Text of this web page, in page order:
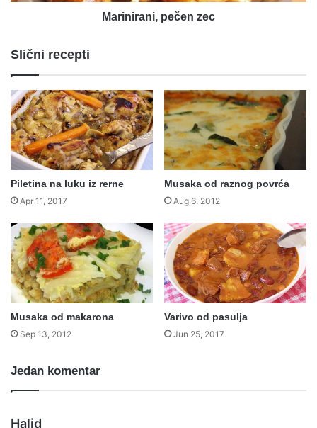
Marinirani, pečen zec
Slični recepti
Piletina na luku iz rerne
Apr 11, 2017
Musaka od raznog povrća
Aug 6, 2012
Musaka od makarona
Sep 13, 2012
Varivo od pasulja
Jun 25, 2017
Jedan komentar
Halid